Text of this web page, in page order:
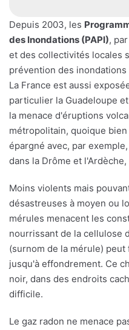
Depuis 2003, les
des Inondations (PAPI),
et des collectivités locales
prévention des
La France est aussi
particulier la Guadeloupe
la menace d'éruptions
métropolitain, quoique
épargné avec, par
dans la Drôme et l'Ardèche,
Moins violents mais
désastreuses à moyen ou
mérules menacent les
nourrissant de la cellulose
(surnom de la mérule)
jusqu'à effondrement. Ce
noir, dans des endroits
difficile.
Le gaz radon ne menace